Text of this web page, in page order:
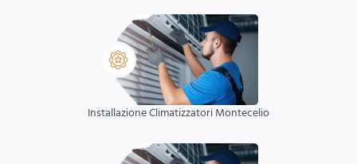
Installazione Climatizzatori Montecelio